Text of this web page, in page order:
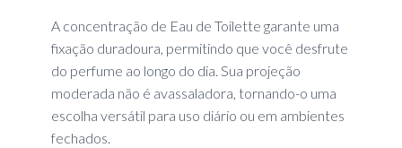
A concentração de Eau de Toilette garante uma
fixação duradoura, permitindo que você desfrute
do perfume ao longo do dia. Sua projeção
moderada não é avassaladora, tornando-o uma
escolha versátil para uso diário ou em ambientes
fechados.